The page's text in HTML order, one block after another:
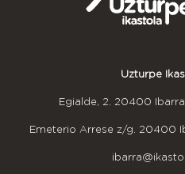
Uzturpe
Egialde, 2. 20400
Emeterio Arrese z/g. 20400